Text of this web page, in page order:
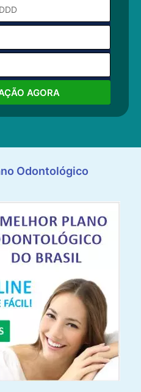
AGORA
Odontológico